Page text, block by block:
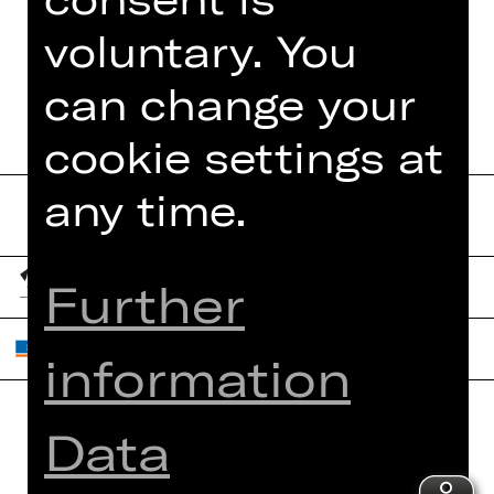
DATES AND CAST
Home
voluntary. You
can change your
cookie settings at
any time.
Further
information
Data